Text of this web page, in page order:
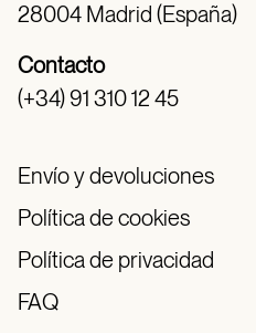
28004 Madrid (España)
Contacto
(+34) 91 310 12 45
Envío y devoluciones
Política de cookies
Política de privacidad
FAQ